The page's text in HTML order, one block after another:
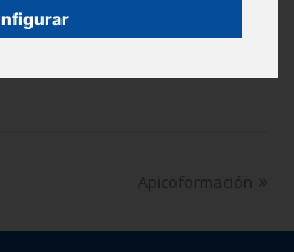
la raíz (mediante radiografías) a
especie de ventanita a través de
Apicoformación